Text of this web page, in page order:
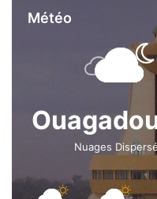
Météo
Nuages